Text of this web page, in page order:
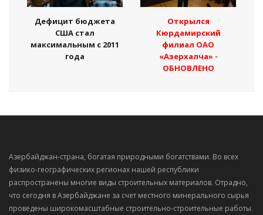
Дефицит бюджета
США стал
максимальным с 2011
года
Открылся
Кюрдамирский
филиал ОАО
«Азерхалча» -
ОБНОВЛЕНО
Азербайджан-страна, богатая природными богатствами. Во всех
физико-географических регионах нашей республики
распространены многие виды строительных материалов. Отрадно,
что сегодня в Азербайджане за счет местного минерального сырья
проведены широкомасштабные строительно-строительные работы.